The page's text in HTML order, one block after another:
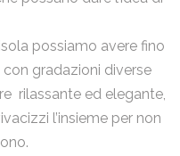
possiamo avere fino
gradazioni diverse
rilassante ed elegante,
l’insieme per non